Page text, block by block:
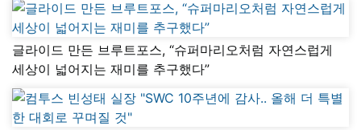
글라이드 만든 브루트포스, “슈퍼마리오처럼 자연스럽게
세상이 넓어지는 재미를 추구했다”